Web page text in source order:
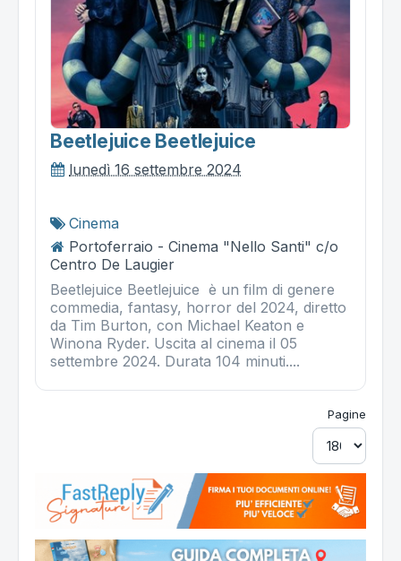
Beetlejuice Beetlejuice
lunedì 16 settembre 2024
Cinema
Portoferraio - Cinema "Nello Santi" c/o
Centro De Laugier
Beetlejuice Beetlejuice è un film di genere
commedia, fantasy, horror del 2024, diretto
da Tim Burton, con Michael Keaton e
Winona Ryder. Uscita al cinema il 05
settembre 2024. Durata 104 minuti....
Pagine